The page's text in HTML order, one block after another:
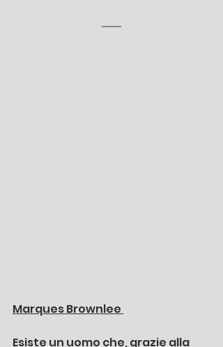
Marques Brownlee
Esiste un uomo che, grazie alla